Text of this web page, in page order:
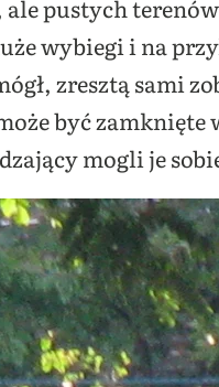
pustych
wybiegi i na
zresztą sami
być
mogli je